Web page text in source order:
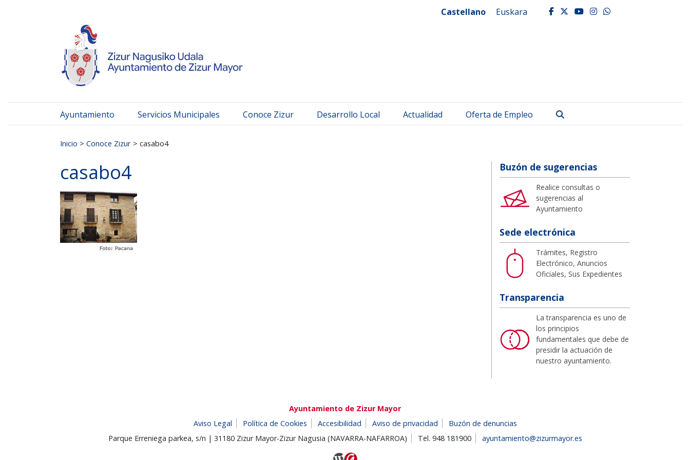
Castellano Euskara facebook
twitter
youtube
instagram
whatsapp
Ayuntamiento Servicios Municipales Conoce Zizur Desarrollo Local Actualidad Oferta de Empleo
Inicio > Conoce Zizur > casabo4
casabo4 Buzón de sugerencias
Realice consultas o
sugerencias al
Ayuntamiento
Sede electrónica
Trámites, Registro
Electrónico, Anuncios
Oficiales, Sus Expedientes
Transparencia
La transparencia es uno de
los principios
fundamentales que debe de
presidir la actuación de
nuestro ayuntamiento.
Ayuntamiento de Zizur Mayor
Aviso Legal
Política de Cookies Accesibilidad Aviso de privacidad
Buzón de denuncias
Parque Erreniega parkea, s/n | 31180 Zizur Mayor-Zizur Nagusia (NAVARRA-NAFARROA)
Tel. 948 181900 ayuntamiento@zizurmayor.es